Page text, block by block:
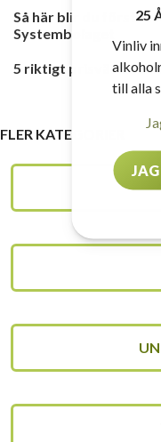
Så här blir du först
Systembolaget
5 riktigt prisvärda
FLER KATEGORIER
25
Vinliv
till alla